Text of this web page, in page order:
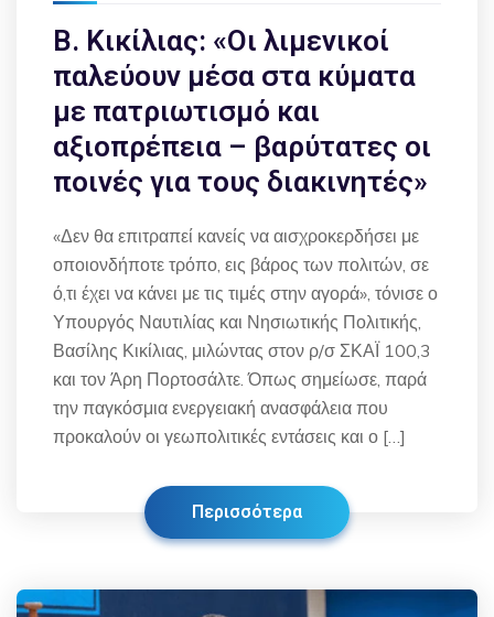
Β. Κικίλιας: «Οι λιμενικοί
παλεύουν μέσα στα κύματα
με πατριωτισμό και
αξιοπρέπεια – βαρύτατες οι
ποινές για τους διακινητές»
«Δεν θα επιτραπεί κανείς να αισχροκερδήσει με
οποιονδήποτε τρόπο, εις βάρος των πολιτών, σε
ό,τι έχει να κάνει με τις τιμές στην αγορά», τόνισε ο
Υπουργός Ναυτιλίας και Νησιωτικής Πολιτικής,
Βασίλης Κικίλιας, μιλώντας στον ρ/σ ΣΚΑΪ 100,3
και τον Άρη Πορτοσάλτε. Όπως σημείωσε, παρά
την παγκόσμια ενεργειακή ανασφάλεια που
προκαλούν οι γεωπολιτικές εντάσεις και ο […]
Περισσότερα